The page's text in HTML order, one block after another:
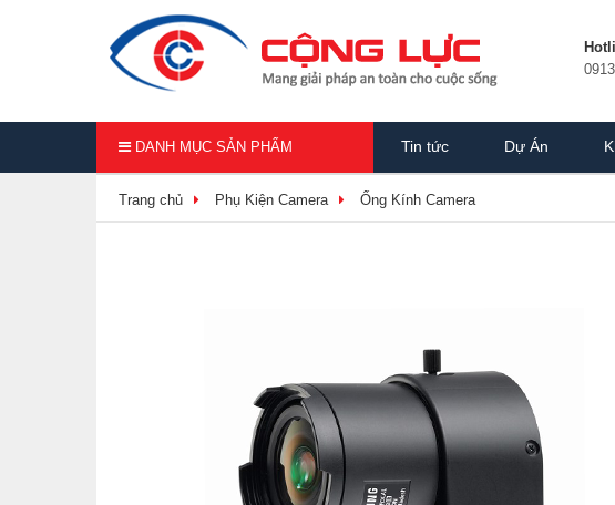
DANH MỤC SẢN PHẨM Tin tức Dự Án
Trang chủ Phụ Kiện Camera Ống Kính Camera